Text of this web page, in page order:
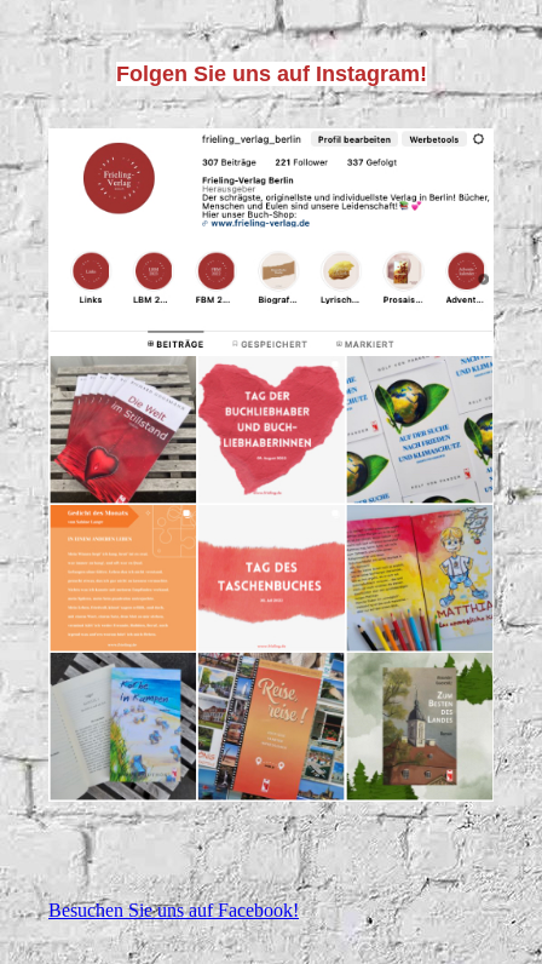
Folgen Sie uns auf Instagram!
Besuchen Sie uns auf Facebook!